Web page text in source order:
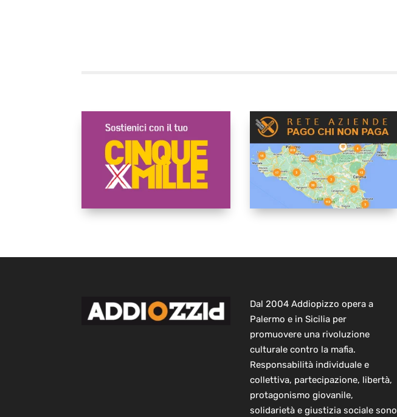
Dal 2004 Addiopizzo opera a
Palermo e in Sicilia per
promuovere una rivoluzione
culturale contro la mafia.
Responsabilità individuale e
collettiva, partecipazione, libertà,
protagonismo giovanile,
solidarietà e giustizia sociale sono